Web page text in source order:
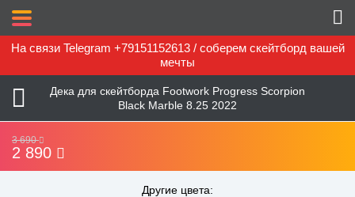
На связи Telegram +79151152613 / соберем скейтборд вашей
мечты
Дека для скейтборда Footwork Progress Scorpion
Black Marble 8.25 2022
3 690
2 890
Другие цвета: